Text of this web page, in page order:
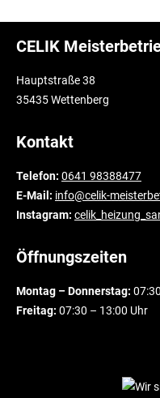
CELIK
Hauptstraße 38
35435 Wettenberg
Kontakt
Telefon: 0641 98388477
E-Mail: info@celik-
Instagram:
Öffnungszeiten
Montag – Donnerstag:
Freitag: 07:30 – 13:00 Uhr